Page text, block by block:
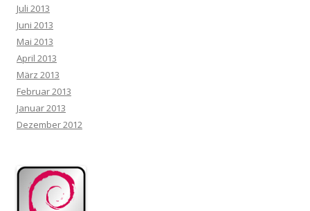
Juli 2013
Juni 2013
Mai 2013
April 2013
März 2013
Februar 2013
Januar 2013
Dezember 2012